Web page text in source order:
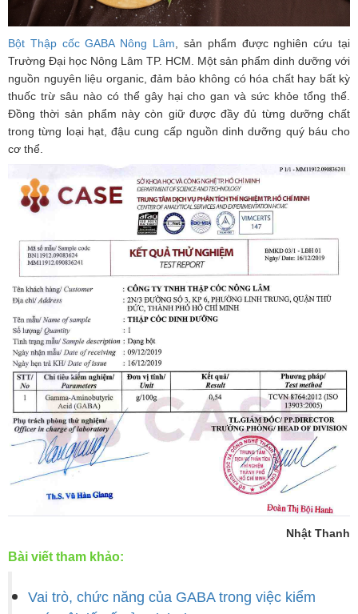
Bột Thập cốc GABA Nông Lâm, sản phẩm được nghiên cứu tại
Trường Đại học Nông Lâm TP. HCM. Một sản phẩm dinh dưỡng với
nguồn nguyên liệu organic, đảm bảo không có hóa chất hay bất kỳ
thuốc trừ sâu nào có thể gây hại cho gan và sức khỏe tổng thể.
Đồng thời sản phẩm này còn giữ được đầy đủ từng dưỡng chất
trong từng loại hạt, đậu cung cấp nguồn dinh dưỡng quý báu cho
cơ thể.
Nhật Thanh
Bài viết tham khảo:
Vai trò, chức năng của GABA trong việc kiểm